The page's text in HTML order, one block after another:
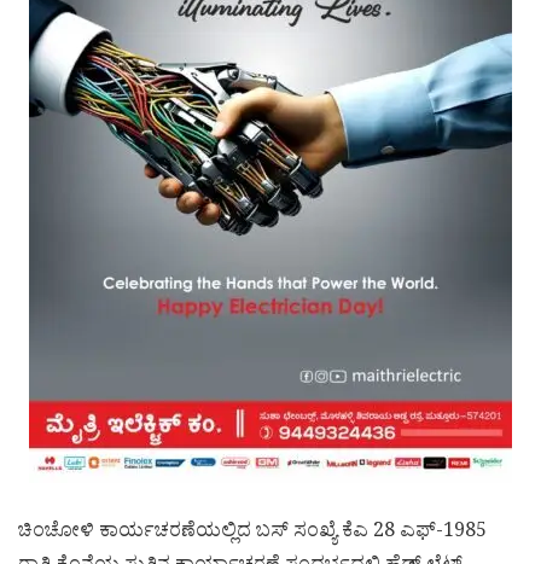
ಚಿಂಚೋಳಿ ಕಾರ್ಯಚರಣೆಯಲ್ಲಿದ ಬಸ್ ಸಂಖ್ಯೆ ಕೆಎ 28 ಎಫ್-1985